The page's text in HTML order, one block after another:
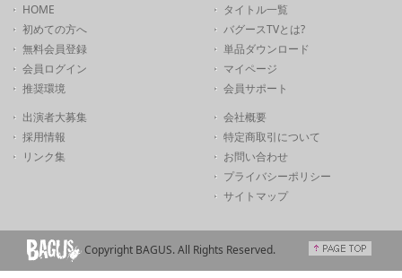
HOME
初めての方へ
無料会員登録
会員ログイン
推奨環境
タイトル一覧
バグースTVとは?
単品ダウンロード
マイページ
会員サポート
出演者大募集
採用情報
リンク集
会社概要
特定商取引について
お問い合わせ
プライバシーポリシー
サイトマップ
Copyright BAGUS. All Rights Reserved.